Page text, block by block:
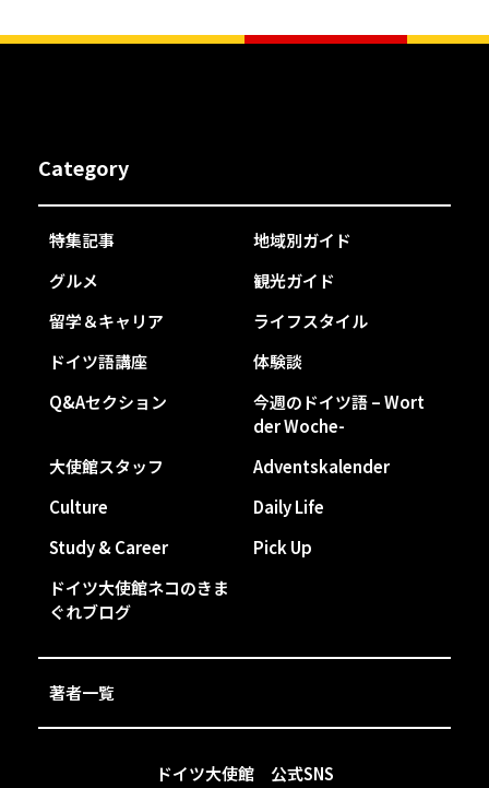
ドイツ大使館 公式SNS
Category
特集記事
地域別ガイド
グルメ
観光ガイド
留学＆キャリア
ライフスタイル
ドイツ語講座
体験談
Q&Aセクション
今週のドイツ語 – Wort
der Woche-
大使館スタッフ
Adventskalender
Culture
Daily Life
Study & Career
Pick Up
ドイツ大使館ネコのきま
ぐれブログ
著者一覧